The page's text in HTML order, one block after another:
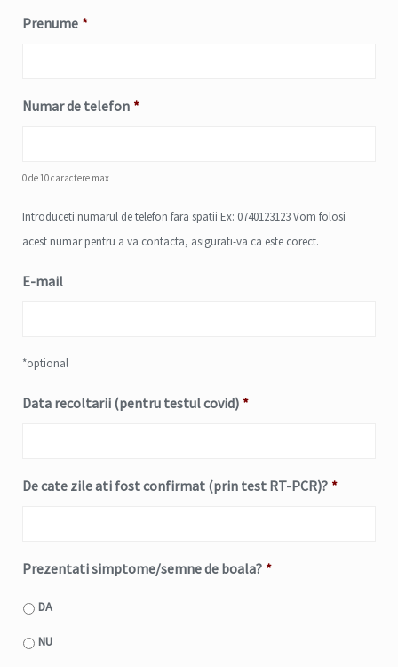
Prenume *
Numar de telefon *
0 de 10 caractere max
Introduceti numarul de telefon fara spatii Ex: 0740123123 Vom folosi
acest numar pentru a va contacta, asigurati-va ca este corect.
E-mail
*optional
Data recoltarii (pentru testul covid) *
Format:
DD
YYYY
De cate zile ati fost confirmat (prin test RT-PCR)? *
Prezentati simptome/semne de boala? *
DA
NU